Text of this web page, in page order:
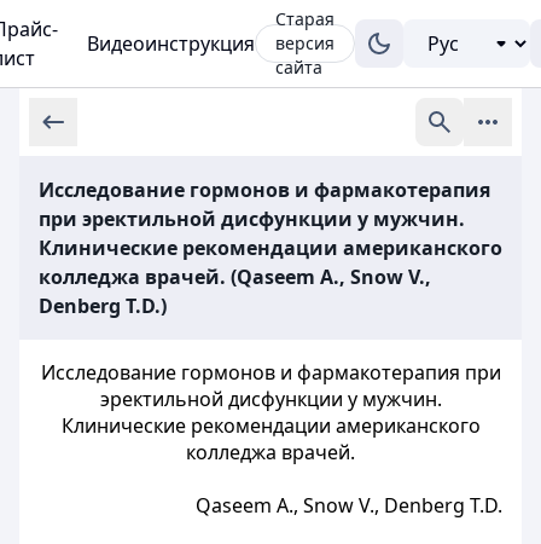
Видеоинструкция
Старая
версия
сайта
Исследование гормонов и фармакотерапия
при эректильной дисфункции у мужчин.
Клинические рекомендации американского
колледжа врачей. (Qaseem A., Snow V.,
Denberg T.D.)
Исследование гормонов и фармакотерапия при
эректильной дисфункции у мужчин.
Клинические рекомендации американского
колледжа врачей.
Qaseem A., Snow V., Denberg T.D.